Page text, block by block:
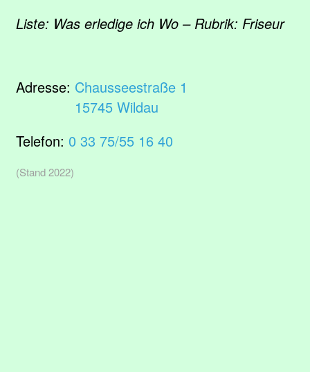
Liste: Was erledige ich Wo – Rubrik: Friseur
Adresse: Chausseestraße 1
15745 Wildau
Telefon: 0 33 75/55 16 40
(Stand 2022)